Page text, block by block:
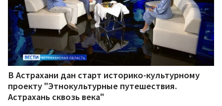
В Астрахани дан старт историко-культурному
проекту "Этнокультурные путешествия.
Астрахань сквозь века"